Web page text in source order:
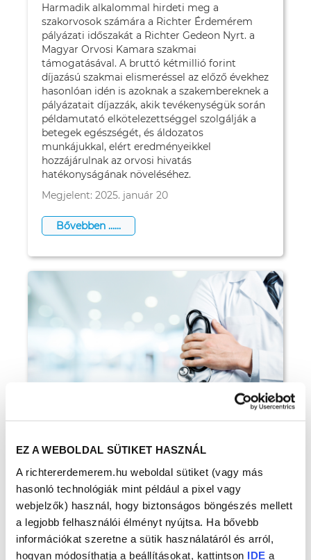
EZ A WEBOLDAL SÜTIKET HASZNÁL
A richtererdemerem.hu weboldal sütiket (vagy más
hasonló technológiák mint például a pixel vagy
webjelzők) használ, hogy biztonságos böngészés mellett
a legjobb felhasználói élményt nyújtsa. Ha bővebb
információkat szeretne a sütik használatáról és arról,
hogyan módosíthatja a beállításokat, kattintson IDE a
Harmadik alkalommal hirdeti meg a
szakorvosok számára a Richter Érdemérem
pályázati időszakát a Richter Gedeon Nyrt. a
Magyar Orvosi Kamara szakmai
támogatásával. A bruttó kétmillió forint
díjazású szakmai elismeréssel az előző évekhez
hasonlóan idén is azoknak a szakembereknek a
pályázatait díjazzák, akik tevékenységük során
példamutató elkötelezettséggel szolgálják a
betegek egészségét, és áldozatos
munkájukkal, elért eredményeikkel
hozzájárulnak az orvosi hivatás
hatékonyságának növeléséhez.
Megjelent: 2025. január 20
Bővebben …...
Sajtóközlemény
2024-ben ismét Richter Érdemérem Díjban
részesülhetnek a hazai szakorvos társadalom
kiválóságai
Megjelent: 2024. február 05